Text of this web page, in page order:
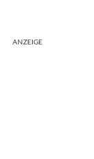
ANZEIGE